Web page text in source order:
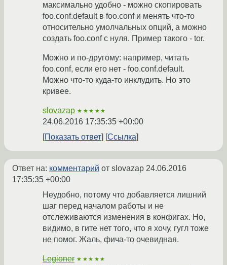
максимально удобно - можно скопировать
foo.conf.default в foo.conf и менять что-то
относительно умолчальных опций, а можно
создать foo.conf с нуля. Пример такого - tor.
Можно и по-другому: например, читать
foo.conf, если его нет - foo.conf.default.
Можно что-то куда-то инклудить. Но это
кривее.
slovazap ★★★★★
24.06.2016 17:35:35 +00:00
Показать ответ
Ссылка
Ответ на: комментарий от slovazap 24.06.2016
17:35:35 +00:00
Неудобно, потому что добавляется лишний
шаг перед началом работы и не
отслеживаются изменения в конфигах. Но,
видимо, в гите нет того, что я хочу, гугл тоже
не помог. Жаль, фича-то очевидная.
Legioner ★★★★★